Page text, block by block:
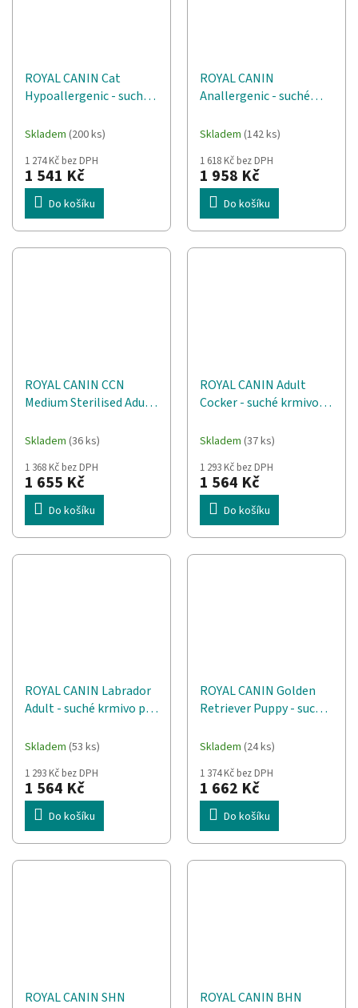
ROYAL CANIN Cat
Hypoallergenic - suché
Skladem (200 ks)
1 274 Kč bez DPH
1 541 Kč
Do košíku
ROYAL CANIN
Anallergenic - suché
Skladem (142 ks)
1 618 Kč bez DPH
1 958 Kč
Do košíku
ROYAL CANIN CCN
Medium Sterilised Adult
12 kg
Skladem (36 ks)
1 368 Kč bez DPH
1 655 Kč
Do košíku
ROYAL CANIN Adult
Cocker - suché krmivo
Skladem (37 ks)
1 293 Kč bez DPH
1 564 Kč
Do košíku
ROYAL CANIN Labrador
Adult - suché krmivo pro
Skladem (53 ks)
1 293 Kč bez DPH
1 564 Kč
Do košíku
ROYAL CANIN Golden
Retriever Puppy - suché
Skladem (24 ks)
1 374 Kč bez DPH
1 662 Kč
Do košíku
ROYAL CANIN SHN
ROYAL CANIN BHN